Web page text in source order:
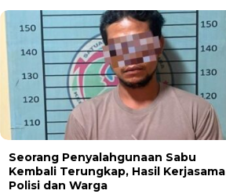
Seorang Penyalahgunaan Sabu
Kembali Terungkap, Hasil Kerjasama
Polisi dan Warga